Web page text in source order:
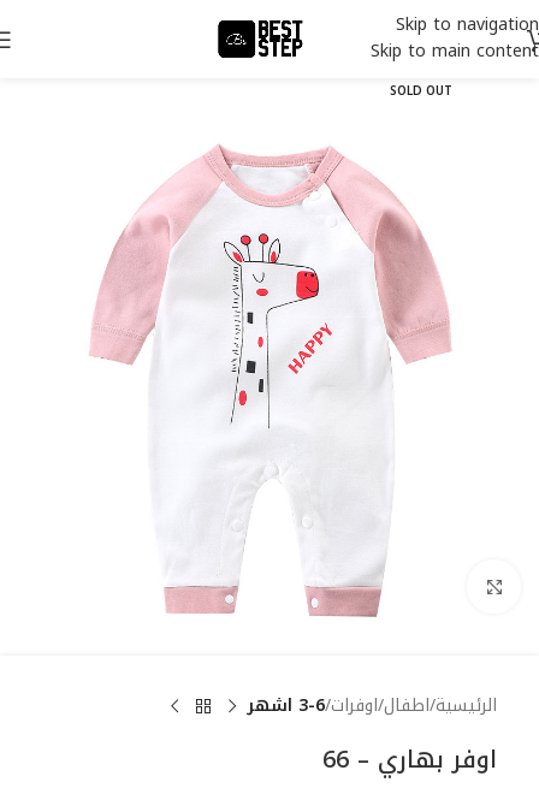
Skip to navigation
Skip to main content
SOLD OUT
Click to enlarge
الرئيسية اطفال اوفرات 3-6 اشهر
اوفر بهاري – 66